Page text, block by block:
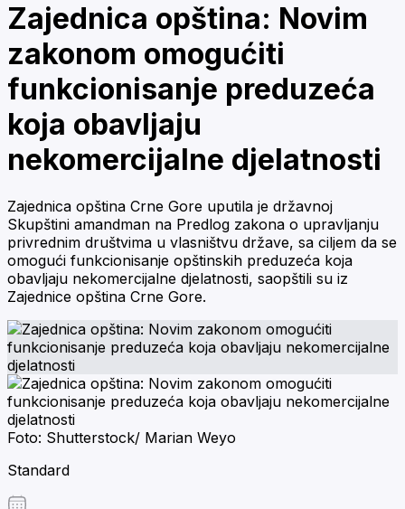
Zajednica opština: Novim
zakonom omogućiti
funkcionisanje preduzeća
koja obavljaju
nekomercijalne djelatnosti
Zajednica opština Crne Gore uputila je državnoj
Skupštini amandman na Predlog zakona o upravljanju
privrednim društvima u vlasništvu države, sa ciljem da se
omogući funkcionisanje opštinskih preduzeća koja
obavljaju nekomercijalne djelatnosti, saopštili su iz
Zajednice opština Crne Gore.
Foto: Shutterstock/ Marian Weyo
Standard